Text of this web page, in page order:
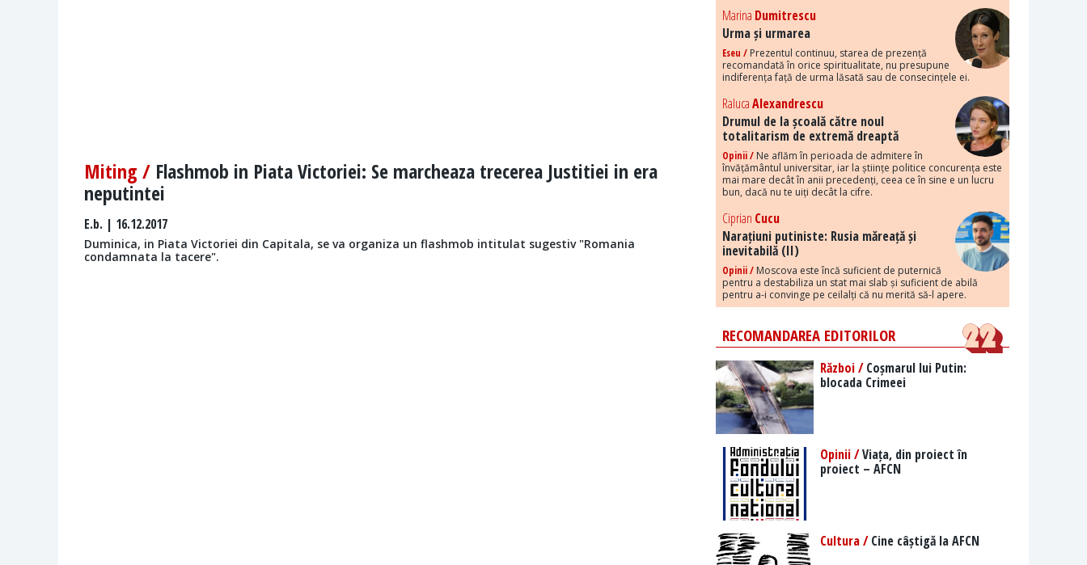
Miting / Flashmob in Piata Victoriei: Se marcheaza trecerea Justitiei in era
neputintei
E.b. | 16.12.2017
Duminica, in Piata Victoriei din Capitala, se va organiza un flashmob intitulat sugestiv "Romania
condamnata la tacere".
Marina Dumitrescu
Urma și urmarea
Eseu / Prezentul continuu, starea de prezență
recomandată în orice spiritualitate, nu presupune
indiferența față de urma lăsată sau de consecințele ei.
RalucaAlexandrescu
Drumul de la școală către noul
totalitarism de extremă dreaptă
Opinii / Ne aflăm în perioada de admitere în
învățământul universitar, iar la științe politice concurența este
mai mare decât în anii precedenți, ceea ce în sine e un lucru
bun, dacă nu te uiți decât la cifre.
Ciprian Cucu
Narațiuni putiniste: Rusia măreață și
inevitabilă (II)
Opinii / Moscova este încă suficient de puternică
pentru a destabiliza un stat mai slab și suficient de abilă
pentru a-i convinge pe ceilalți că nu merită să-l apere.
RECOMANDAREA EDITORILOR
Război /Coșmarul lui Putin:
blocada Crimeei
Opinii /Viața, din proiect în
proiect – AFCN
Cultura /Cine câștigă la AFCN